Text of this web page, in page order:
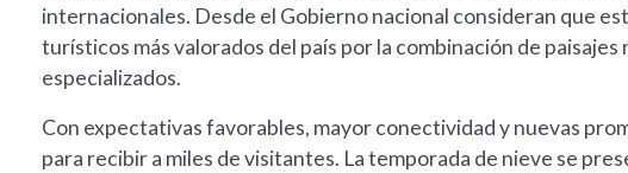
internacionales. Desde el Gobierno nacional consideran que
turísticos más valorados del país por la combinación de
especializados.
Con expectativas favorables, mayor conectividad y nuevas
para recibir a miles de visitantes. La temporada de nieve se